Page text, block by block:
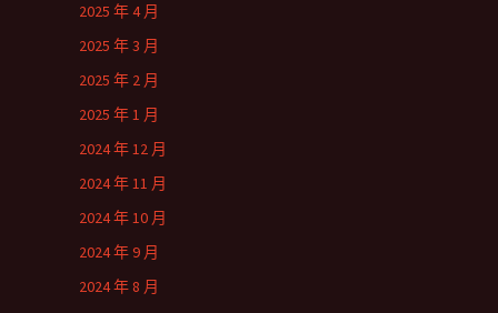
2025 年 4 月
2025 年 3 月
2025 年 2 月
2025 年 1 月
2024 年 12 月
2024 年 11 月
2024 年 10 月
2024 年 9 月
2024 年 8 月